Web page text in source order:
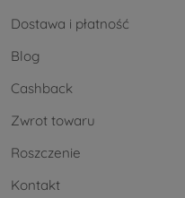
Dostawa i płatność
Blog
Cashback
Zwrot towaru
Roszczenie
Kontakt